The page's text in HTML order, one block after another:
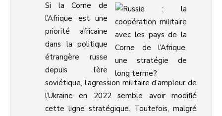
Si la Corne de
l’Afrique est une
priorité africaine
dans la politique
étrangère russe
depuis l’ère
soviétique, l’agression militaire d’ampleur de
l’Ukraine en 2022 semble avoir modifié
cette ligne stratégique. Toutefois, malgré